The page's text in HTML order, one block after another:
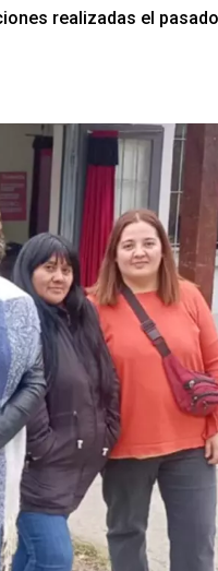
realizadas el